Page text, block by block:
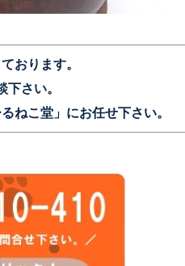
おります。
さい。
ねこ堂」にお任せ下さい。